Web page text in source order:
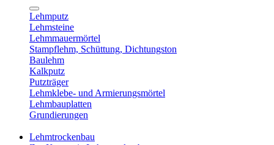
Lehmputz
Lehmsteine
Lehmmauermörtel
Stampflehm, Schüttung, Dichtungston
Baulehm
Kalkputz
Putzträger
Lehmklebe- und Armierungsmörtel
Lehmbauplatten
Grundierungen
Lehmtrockenbau